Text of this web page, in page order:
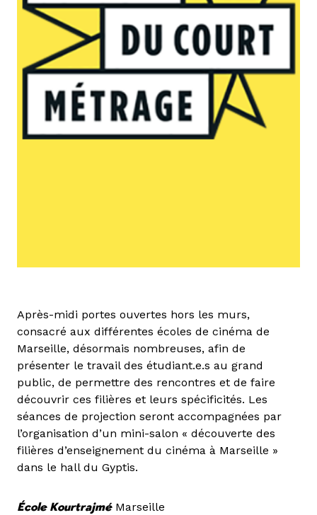
Après-midi portes ouvertes hors les murs,
consacré aux différentes écoles de cinéma de
Marseille, désormais nombreuses, afin de
présenter le travail des étudiant.e.s au grand
public, de permettre des rencontres et de faire
découvrir ces filières et leurs spécificités. Les
séances de projection seront accompagnées par
l’organisation d’un mini-salon « découverte des
filières d’enseignement du cinéma à Marseille »
dans le hall du Gyptis.
École KourtrajméMarseille